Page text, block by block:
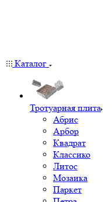
Каталог
Тротуарная плита
Абрис
Арбор
Квадрат
Классико
Литос
Мозаика
Паркет